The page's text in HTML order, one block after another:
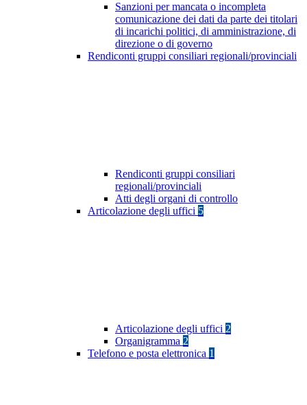
Sanzioni per mancata o incompleta
comunicazione dei dati da parte dei titolari
di incarichi politici, di amministrazione, di
direzione o di governo
Rendiconti gruppi consiliari regionali/provinciali
Rendiconti gruppi consiliari
regionali/provinciali
Atti degli organi di controllo
Articolazione degli uffici 5
Articolazione degli uffici 2
Organigramma 2
Telefono e posta elettronica 1